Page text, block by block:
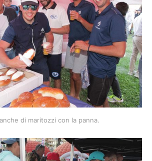
di maritozzi con la panna.